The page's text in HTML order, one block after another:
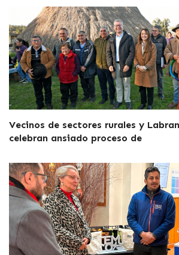
Vecinos de sectores rurales y
celebran ansiado proceso de